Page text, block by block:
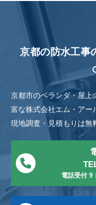
京都の防水工事
京都市のベランダ・屋上
富な株式会社エム・アー
現地調査・見積もりは無
電話受付 9